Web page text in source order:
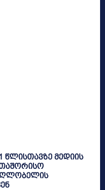
წლისთავზე მედიის